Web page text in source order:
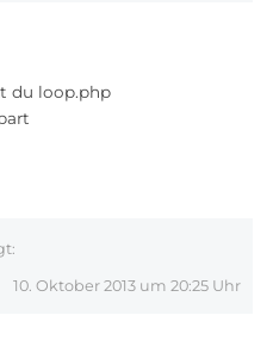
du loop.php
10. Oktober 2013 um 20:25 Uhr